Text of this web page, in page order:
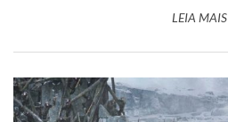
LEIA MAIS